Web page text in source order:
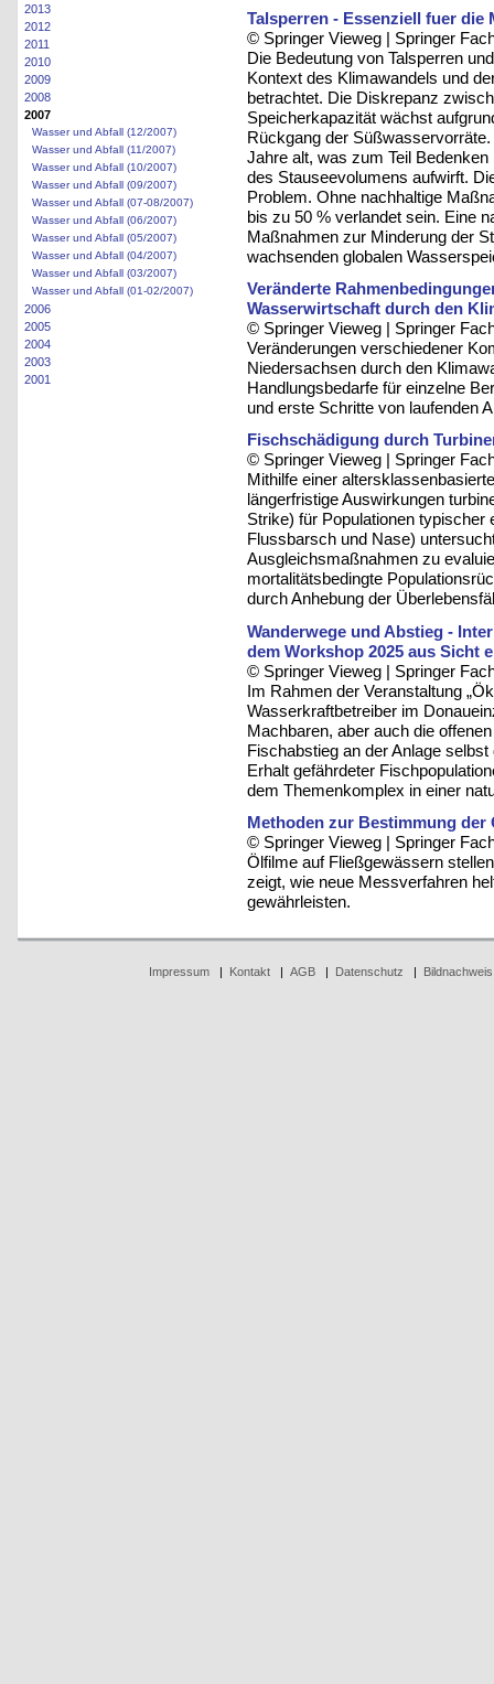
2013
2012
2011
2010
2009
2008
2007
Wasser und Abfall (12/2007)
Wasser und Abfall (11/2007)
Wasser und Abfall (10/2007)
Wasser und Abfall (09/2007)
Wasser und Abfall (07-08/2007)
Wasser und Abfall (06/2007)
Wasser und Abfall (05/2007)
Wasser und Abfall (04/2007)
Wasser und Abfall (03/2007)
Wasser und Abfall (01-02/2007)
2006
2005
2004
2003
2001
Talsperren - Essenziell fuer
© Springer Vieweg | Springer
Die Bedeutung von Talsperren
Kontext des Klimawandels und
betrachtet. Die Diskrepanz
Speicherkapazität wächst
Rückgang der
Jahre alt, was zum Teil
des Stauseevolumens aufwirft.
Problem. Ohne nachhaltige
bis zu 50 % verlandet sein. Eine
Maßnahmen zur Minderung der
wachsenden globalen
Veränderte
Wasserwirtschaft durch den
© Springer Vieweg | Springer
Veränderungen verschiedener
Niedersachsen durch den
Handlungsbedarfe für einzelne
und erste Schritte von laufenden
Fischschädigung durch
© Springer Vieweg | Springer
Mithilfe einer
längerfristige Auswirkungen
Strike) für Populationen
Flussbarsch und Nase)
Ausgleichsmaßnahmen zu
mortalitätsbedingte
durch Anhebung der
Wanderwege und Abstieg -
dem Workshop 2025 aus Sicht
© Springer Vieweg | Springer
Im Rahmen der Veranstaltung
Wasserkraftbetreiber im
Machbaren, aber auch die
Fischabstieg an der Anlage
Erhalt gefährdeter
dem Themenkomplex in einer
Methoden zur Bestimmung
© Springer Vieweg | Springer
Ölfilme auf Fließgewässern
zeigt, wie neue Messverfahren
gewährleisten.
Impressum| Kontakt| AGB| Datenschutz Bildnachweis